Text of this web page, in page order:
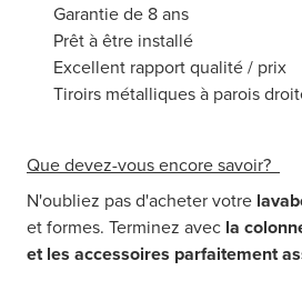
Garantie de 8 ans
Prêt à être installé
Excellent rapport qualité / prix
Tiroirs métalliques à parois
Que devez-vous encore savoir?
N'oubliez pas d'acheter votre
et formes. Terminez avec la
et les accessoires parfaitement